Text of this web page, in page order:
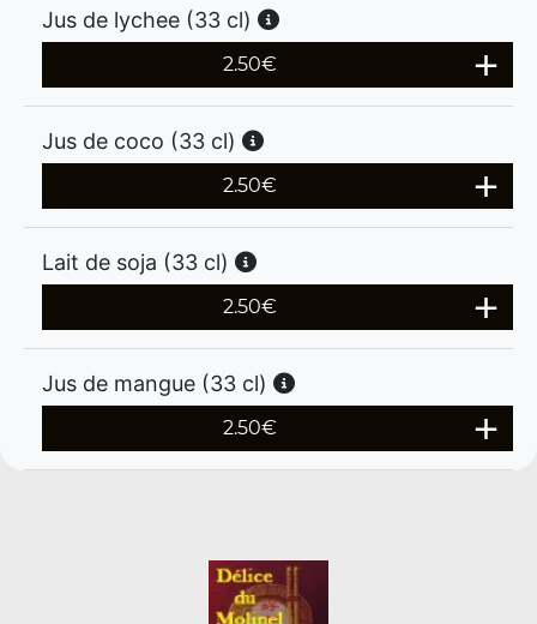
Jus de lychee (33 cl)
2.50€
Jus de coco (33 cl)
2.50€
Lait de soja (33 cl)
2.50€
Jus de mangue (33 cl)
2.50€